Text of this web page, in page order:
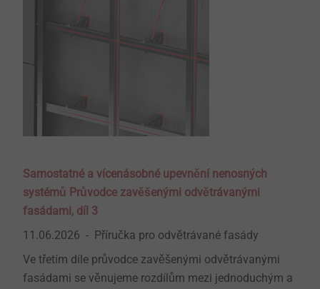
Samostatné a vícenásobné upevnění nenosných
systémů Průvodce zavěšenými odvětrávanými
fasádami, díl 3
11.06.2026
Příručka pro odvětrávané fasády
Ve třetím díle průvodce zavěšenými odvětrávanými
fasádami se věnujeme rozdílům mezi jednoduchým a